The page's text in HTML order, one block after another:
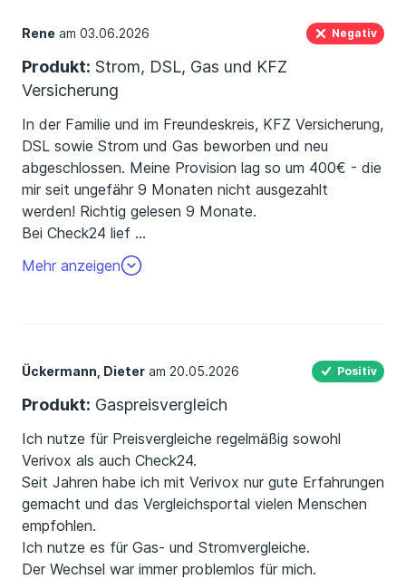
Kfz-Versicherung Vergleich
Kreditvergleich
Stromvergleich
Wohngebäudeversicherung Vergleich
negativ (4)
Rene am 03.06.2026 Negativ
Produkt: Strom, DSL, Gas und KFZ
Versicherung
In der Familie und im Freundeskreis, KFZ Versicherung,
DSL sowie Strom und Gas beworben und neu
abgeschlossen. Meine Provision lag so um 400€ - die
mir seit ungefähr 9 Monaten nicht ausgezahlt
werden! Richtig gelesen 9 Monate.
Bei Check24 lief …
das alles anders. Nach 2 Monaten kam das Geld.
Mehr anzeigen
Ückermann, Dieter am 20.05.2026 Positiv
Produkt: Gaspreisvergleich
Ich nutze für Preisvergleiche regelmäßig sowohl
Verivox als auch Check24.
Seit Jahren habe ich mit Verivox nur gute Erfahrungen
gemacht und das Vergleichsportal vielen Menschen
empfohlen.
Ich nutze es für Gas- und Stromvergleiche.
Der Wechsel war immer problemlos für mich.